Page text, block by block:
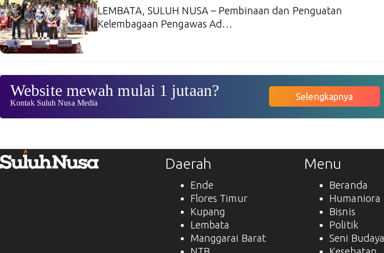
LEMBATA, SULUH NUSA – Pembinaan dan Penguatan
Kelembagaan Pengawas Ad…
Website mewah mulai 1 jutaan?
Kontak Suluh Nusa Media
Selengkapnya
Daerah
Ende
Flores Timur
Kupang
Lembata
Manggarai Barat
Menu
Beranda
Humaniora
Bisnis
Politik
Seni Budaya